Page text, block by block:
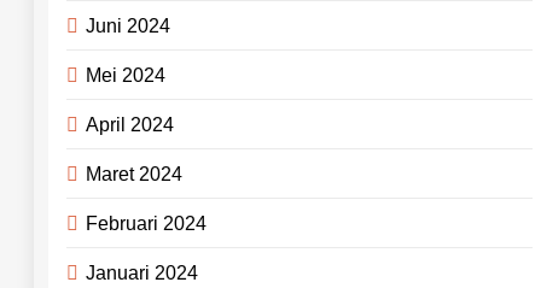
Juni 2024
Mei 2024
April 2024
Maret 2024
Februari 2024
Januari 2024